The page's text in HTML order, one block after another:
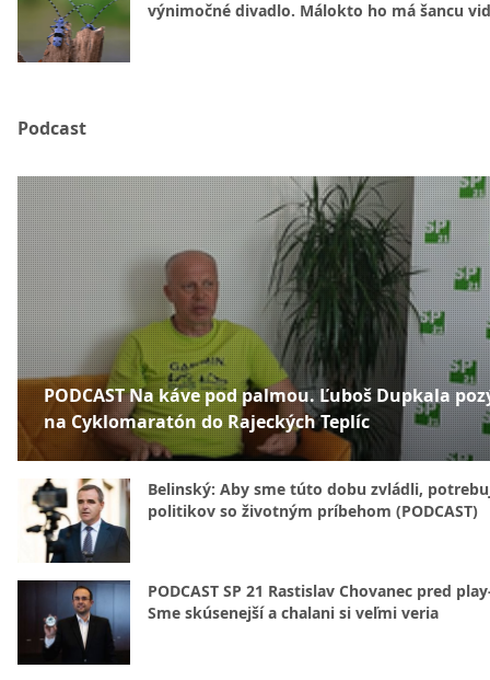
výnimočné divadlo. Málokto ho má šancu
Podcast
PODCAST Na káve pod palmou. Ľuboš Dupkala
na Cyklomaratón do Rajeckých Teplíc
Belinský: Aby sme túto dobu zvládli,
politikov so životným príbehom (PODCAST)
PODCAST SP 21 Rastislav Chovanec pred
Sme skúsenejší a chalani si veľmi veria